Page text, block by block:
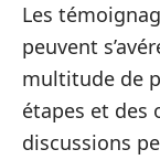
Les
peuvent
multitude de
étapes et des
discussions